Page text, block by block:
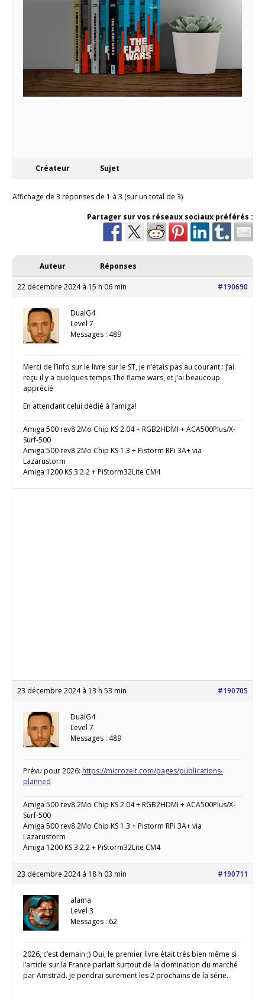
Créateur Sujet
Affichage de 3 réponses de 1 à 3 (sur un total de 3)
Partager sur vos réseaux sociaux préférés :
Auteur Réponses
22 décembre 2024 à 15 h 06 min #190690
DualG4
Level 7
Messages : 489
Merci de l’info sur le livre sur le ST, je n’étais pas au courant : j’ai
reçu il y a quelques temps The flame wars, et j’ai beaucoup
apprécié
En attendant celui dédié à l’amiga!
Amiga 500 rev8 2Mo Chip KS 2.04 + RGB2HDMI + ACA500Plus/X-
Surf-500
Amiga 500 rev8 2Mo Chip KS 1.3 + Pistorm RPi 3A+ via
Lazarustorm
Amiga 1200 KS 3.2.2 + PiStorm32Lite CM4
23 décembre 2024 à 13 h 53 min #190705
DualG4
Level 7
Messages : 489
Prévu pour 2026: https://microzeit.com/pages/publications-
planned
Amiga 500 rev8 2Mo Chip KS 2.04 + RGB2HDMI + ACA500Plus/X-
Surf-500
Amiga 500 rev8 2Mo Chip KS 1.3 + Pistorm RPi 3A+ via
Lazarustorm
Amiga 1200 KS 3.2.2 + PiStorm32Lite CM4
23 décembre 2024 à 18 h 03 min #190711
alama
Level 3
Messages : 62
2026, c’est demain ;) Oui, le premier livre était très bien même si
l’article sur la France parlait surtout de la domination du marché
par Amstrad. Je pendrai surement les 2 prochains de la série.